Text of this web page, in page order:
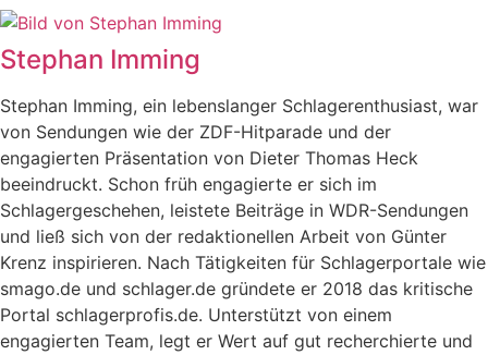
Stephan Imming
Stephan Imming, ein lebenslanger Schlagerenthusiast, war
von Sendungen wie der ZDF-Hitparade und der
engagierten Präsentation von Dieter Thomas Heck
beeindruckt. Schon früh engagierte er sich im
Schlagergeschehen, leistete Beiträge in WDR-Sendungen
und ließ sich von der redaktionellen Arbeit von Günter
Krenz inspirieren. Nach Tätigkeiten für Schlagerportale wie
smago.de und schlager.de gründete er 2018 das kritische
Portal schlagerprofis.de. Unterstützt von einem
engagierten Team, legt er Wert auf gut recherchierte und